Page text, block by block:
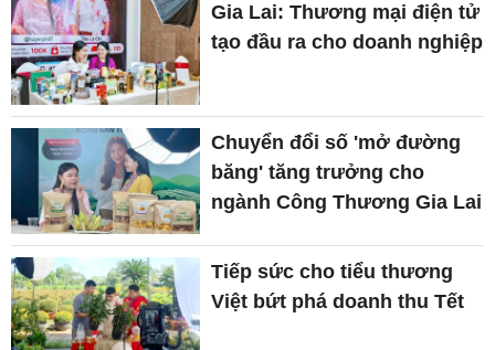
Gia Lai: Thương mại điện tử
tạo đầu ra cho doanh nghiệp
Chuyển đổi số 'mở đường
băng' tăng trưởng cho
ngành Công Thương Gia Lai
Tiếp sức cho tiểu thương
Việt bứt phá doanh thu Tết